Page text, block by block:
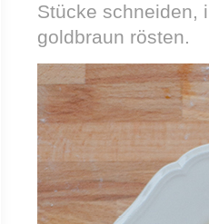
Stücke schneiden,
goldbraun rösten.